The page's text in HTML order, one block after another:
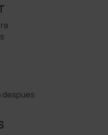
despues